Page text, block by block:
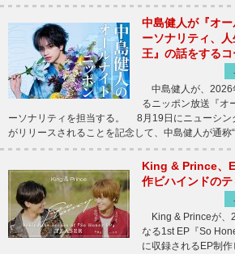
中島健人が『オ
ーソナリティ、
王』の話をする
中島健人が、2026
るニッポン放送『オ
ーソナリティを担当する。 8月19日にニューシン
がリリースされることを記念して、中島健人が通称
King & Prince、
作ビハインドの
King & Princeが、
なる1st EP『So
に収録されるEP制